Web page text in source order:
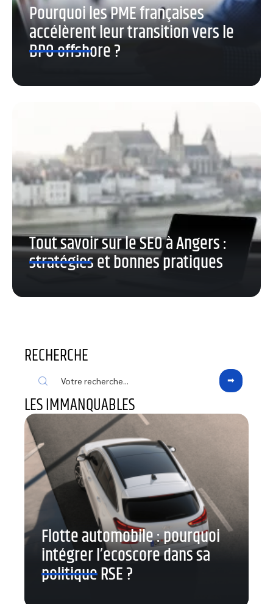
Pourquoi les PME françaises
accélèrent leur transition vers le
BPO offshore ?
Tout savoir sur le SEO à Angers :
stratégies et bonnes pratiques
RECHERCHE
LES IMMANQUABLES
Flotte automobile : pourquoi
intégrer l’ecoscore dans sa
politique RSE ?